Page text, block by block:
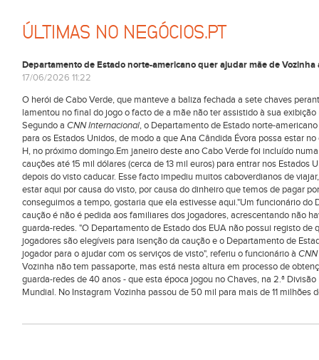
ÚLTIMAS NO NEGÓCIOS.PT
Departamento de Estado norte-americano quer ajudar mãe de Vozinha
17/06/2026 11:22
O herói de Cabo Verde, que manteve a baliza fechada a sete chaves
lamentou no final do jogo o facto de a mãe não ter assistido à sua
Segundo a CNNInternacional, o Departamento de Estado norte-
para os Estados Unidos, de modo a que Ana Cândida Évora possa estar
H, no próximo domingo.Em janeiro deste ano Cabo Verde foi incluído
cauções até 15 mil dólares (cerca de 13 mil euros) para entrar nos
depois do visto caducar. Esse facto impediu muitos caboverdianos de
estar aqui por causa do visto, por causa do dinheiro que temos de pagar
conseguimos a tempo, gostaria que ela estivesse aqui."Um funcionário
caução é não é pedida aos familiares dos jogadores, acrescentando não
guarda-redes. "O Departamento de Estado dos EUA não possui registo
jogadores são elegíveis para isenção da caução e o Departamento de
jogador para o ajudar com os serviços de visto", referiu o funcionário à
Vozinha não tem passaporte, mas está nesta altura em processo de
guarda-redes de 40 anos - que esta época jogou no Chaves, na 2.ª
Mundial. No Instagram Vozinha passou de 50 mil para mais de 11 milhões